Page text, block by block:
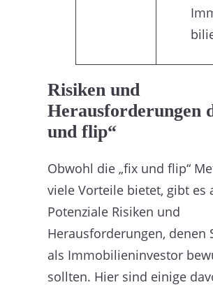
Risiken und
Herausforderungen
und flip“
Obwohl die „fix und flip“
viele Vorteile bietet, gibt es
Potenziale Risiken und
Herausforderungen, denen
als Immobilieninvestor
sollten. Hier sind einige